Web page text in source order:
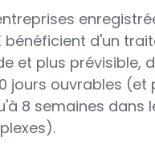
bénéficient d'un
et plus prévisible,
jours ouvrables (et
8 semaines dans